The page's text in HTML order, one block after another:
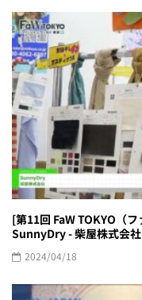
[第11回 FaW TOKYO（
SunnyDry - 柴屋株式会社
2024/04/18